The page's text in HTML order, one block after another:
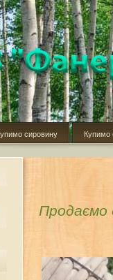
сировину Купимо
Продаємо